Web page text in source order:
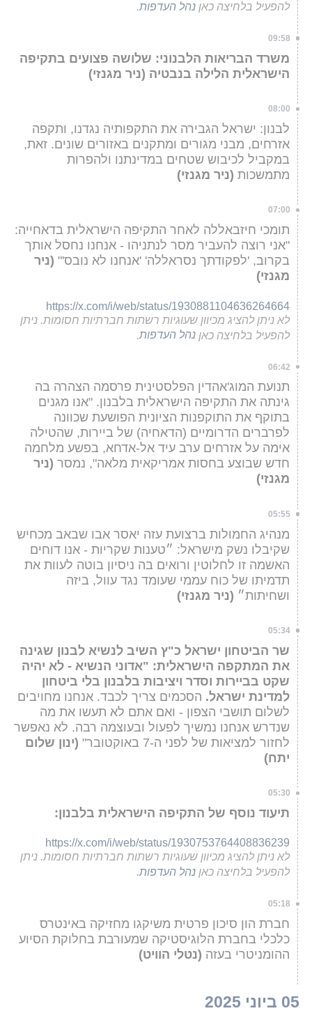
להפעיל בלחיצה כאן נהל העדפות.
09:58
משרד הבריאות הלבנוני: שלושה פצועים בתקיפה
הישראלית הלילה בנבטיה (ניר מגנזי)
08:00
לבנון: ישראל הגבירה את התקפותיה נגדנו, ותקפה
אזרחים, מבני מגורים ומתקנים באזורים שונים. זאת,
במקביל לכיבוש שטחים במדינתנו ולהפרות
מתמשכות (ניר מגנזי)
07:00
תומכי חיזבאללה לאחר התקיפה הישראלית בדאחייה:
"אני רוצה להעביר מסר לנתניהו - אנחנו נחסל אותך
בקרוב, 'לפקודתך נסראללה' 'אנחנו לא נובס'" (ניר
מגנזי)
https://x.com/i/web/status/1930881104636264664
לא ניתן להציג מכיוון שעוגיות רשתות חברתיות חסומות. ניתן
להפעיל בלחיצה כאן נהל העדפות.
06:42
תנועת המוג'אהדין הפלסטינית פרסמה הצהרה בה
גינתה את התקיפה הישראלית בלבנון. "אנו מגנים
בתוקף את התוקפנות הציונית הפושעת שכוונה
לפרברים הדרומיים (הדאחיה) של ביירות, שהטילה
אימה על אזרחים ערב עיד אל-אדחא, בפשע מלחמה
חדש שבוצע בחסות אמריקאית מלאה", נמסר (ניר
מגנזי)
05:55
מנהיג החמולות ברצועת עזה יאסר אבו שבאב מכחיש
שקיבלו נשק מישראל: ״טענות שקריות - אנו דוחים
האשמה זו לחלוטין ורואים בה ניסיון בוטה לעוות את
תדמיתו של כוח עממי שעומד נגד עוול, ביזה
ושחיתות״ (ניר מגנזי)
05:34
שר הביטחון ישראל כ"ץ השיב לנשיא לבנון שגינה
את המתקפה הישראלית: "אדוני הנשיא - לא יהיה
שקט בביירות וסדר ויציבות בלבנון בלי ביטחון
למדינת ישראל. הסכמים צריך לכבד. אנחנו מחויבים
לשלום תושבי הצפון - ואם אתם לא תעשו את מה
שנדרש אנחנו נמשיך לפעול ובעוצמה רבה. לא נאפשר
לחזור למציאות של לפני ה-7 באוקטובר"
(ינון שלום
יתח)
05:30
תיעוד נוסף של התקיפה הישראלית בלבנון:
https://x.com/i/web/status/1930753764408836239
לא ניתן להציג מכיוון שעוגיות רשתות חברתיות חסומות. ניתן
להפעיל בלחיצה כאן נהל העדפות.
05:18
חברת הון סיכון פרטית משיקגו מחזיקה באינטרס
כלכלי בחברת הלוגיסטיקה שמעורבת בחלוקת הסיוע
ההומניטרי בעזה (נטלי הוויט)
05 ביוני 2025